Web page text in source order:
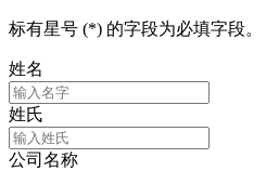
标有星号 (*) 的字段为必填字段。
姓名
姓氏
公司名称